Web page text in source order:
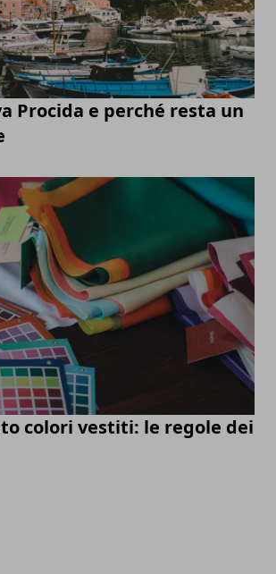
Procida e perché resta un
colori vestiti: le regole dei